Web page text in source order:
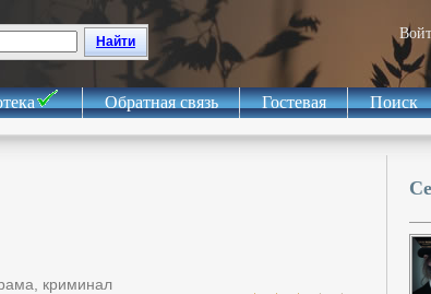
Найти
Обратная связь Гостевая Поиск
криминал